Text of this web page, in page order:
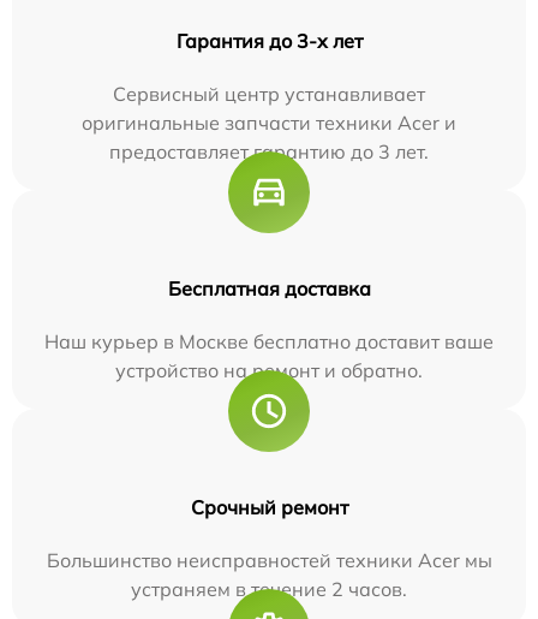
Гарантия до 3-х лет
Сервисный центр устанавливает
оригинальные запчасти техники Acer и
предоставляет гарантию до 3 лет.
Бесплатная доставка
Наш курьер в Москве бесплатно доставит ваше
устройство на ремонт и обратно.
Срочный ремонт
Большинство неисправностей техники Acer мы
устраняем в течение 2 часов.